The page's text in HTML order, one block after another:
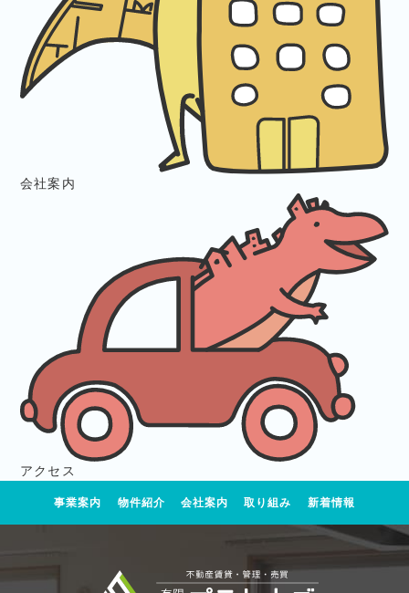
会社案内
アクセス
事業案内 物件紹介 会社案内 取り組み 新着情報